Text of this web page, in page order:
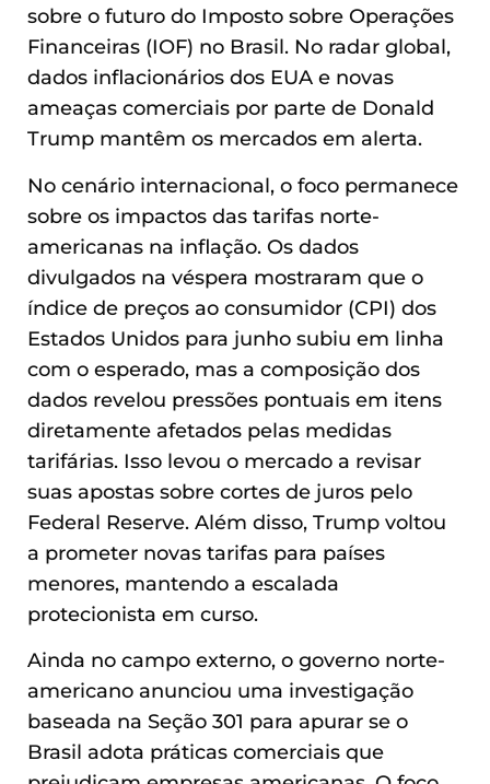
sobre o futuro do Imposto sobre Operações
Financeiras (IOF) no Brasil. No radar global,
dados inflacionários dos EUA e novas
ameaças comerciais por parte de Donald
Trump mantêm os mercados em alerta.
No cenário internacional, o foco permanece
sobre os impactos das tarifas norte-
americanas na inflação. Os dados
divulgados na véspera mostraram que o
índice de preços ao consumidor (CPI) dos
Estados Unidos para junho subiu em linha
com o esperado, mas a composição dos
dados revelou pressões pontuais em itens
diretamente afetados pelas medidas
tarifárias. Isso levou o mercado a revisar
suas apostas sobre cortes de juros pelo
Federal Reserve. Além disso, Trump voltou
a prometer novas tarifas para países
menores, mantendo a escalada
protecionista em curso.
Ainda no campo externo, o governo norte-
americano anunciou uma investigação
baseada na Seção 301 para apurar se o
Brasil adota práticas comerciais que